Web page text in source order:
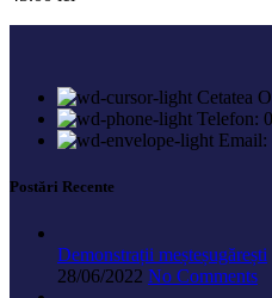
Cetatea
Telefon:
Email:
Postări Recente
Demonstrații meșteșugărești
28/06/2022 No Comments